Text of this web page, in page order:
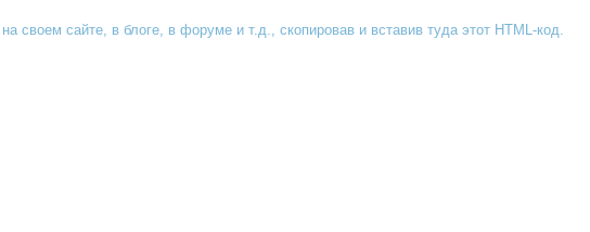
своем сайте, в блоге, в форуме и т.д., скопировав и вставив туда этот HTML-код.